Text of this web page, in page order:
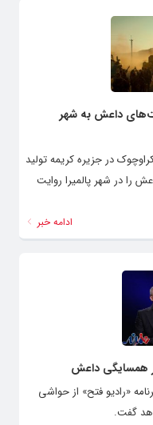
داعش به شهر
در جزیره کریمه تولید
را در شهر پالمیرا روایت
ادامه خبر
همسایگی داعش
«رادیو فتح» از حواشی
گفت.